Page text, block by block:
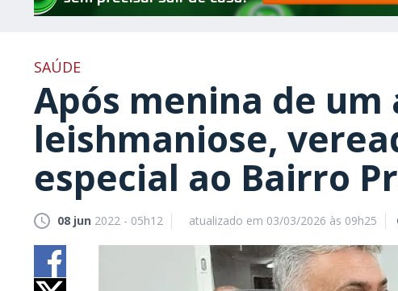
SAÚDE
Após menina de
leishmaniose,
especial ao Bairro
08 jun 2022 - 05h12 atualizado em 03/03/2026 às 09h25